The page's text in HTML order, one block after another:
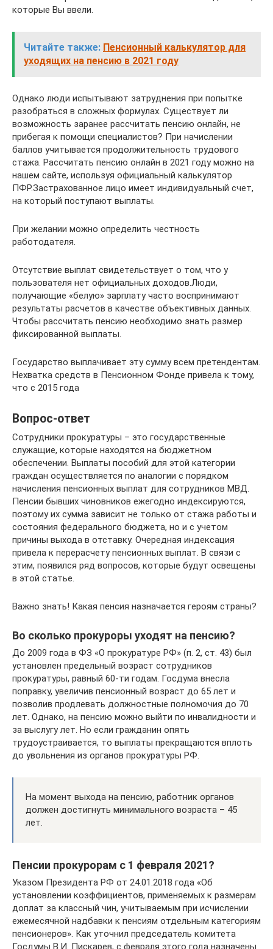
которые Вы ввели.
Читайте также: Пенсионный калькулятор для
уходящих на пенсию в 2021 году
Однако люди испытывают затруднения при попытке
разобраться в сложных формулах. Существует ли
возможность заранее рассчитать пенсию онлайн, не
прибегая к помощи специалистов? При начислении
баллов учитывается продолжительность трудового
стажа. Рассчитать пенсию онлайн в 2021 году можно на
нашем сайте, используя официальный калькулятор
ПФР.Застрахованное лицо имеет индивидуальный счет,
на который поступают выплаты.
При желании можно определить честность
работодателя.
Отсутствие выплат свидетельствует о том, что у
пользователя нет официальных доходов.Люди,
получающие «белую» зарплату часто воспринимают
результаты расчетов в качестве объективных данных.
Чтобы рассчитать пенсию необходимо знать размер
фиксированной выплаты.
Государство выплачивает эту сумму всем претендентам.
Нехватка средств в Пенсионном Фонде привела к тому,
что с 2015 года
Вопрос-ответ
Сотрудники прокуратуры – это государственные
служащие, которые находятся на бюджетном
обеспечении. Выплаты пособий для этой категории
граждан осуществляется по аналогии с порядком
начисления пенсионных выплат для сотрудников МВД.
Пенсии бывших чиновников ежегодно индексируются,
поэтому их сумма зависит не только от стажа работы и
состояния федерального бюджета, но и с учетом
причины выхода в отставку. Очередная индексация
привела к перерасчету пенсионных выплат. В связи с
этим, появился ряд вопросов, которые будут освещены
в этой статье.
Важно знать! Какая пенсия назначается героям страны?
Во сколько прокуроры уходят на пенсию?
До 2009 года в ФЗ «О прокуратуре РФ» (п. 2, ст. 43) был
установлен предельный возраст сотрудников
прокуратуры, равный 60-ти годам. Госдума внесла
поправку, увеличив пенсионный возраст до 65 лет и
позволив продлевать должностные полномочия до 70
лет. Однако, на пенсию можно выйти по инвалидности и
за выслугу лет. Но если гражданин опять
трудоустраивается, то выплаты прекращаются вплоть
до увольнения из органов прокуратуры РФ.
На момент выхода на пенсию, работник органов
должен достигнуть минимального возраста – 45
лет.
Пенсии прокурорам с 1 февраля 2021?
Указом Президента РФ от 24.01.2018 года «Об
установлении коэффициентов, применяемых к размерам
доплат за классный чин, учитываемым при исчислении
ежемесячной надбавки к пенсиям отдельным категориям
пенсионеров». Как уточнил председатель комитета
Госдумы В.И. Пискарев, с февраля этого года назначены